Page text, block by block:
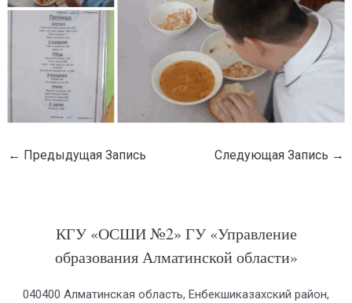
← Предыдущая Запись Следующая Запись →
КГУ «ОСШИ №2» ГУ «Управление
образования Алматинской области»
040400 Алматинская область, Енбекшиказахский район,